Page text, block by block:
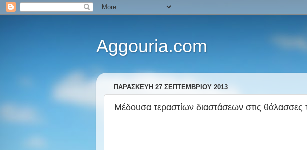
Aggouria.com
ΠΑΡΑΣΚΕΥΉ 27 ΣΕΠΤΕΜΒΡΊΟΥ 2013
Μέδουσα τεραστίων διαστάσεων στις θάλασσες